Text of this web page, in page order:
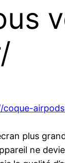
coque-
plus
ne